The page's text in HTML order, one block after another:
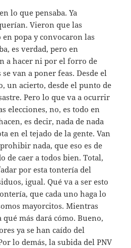
lo que pensaba. Ya
Vieron que las
popa y convocaron las
es verdad, pero en
a hacer ni por el forro de
van a poner feas. Desde el
un acierto, desde el punto de
Pero lo que va a ocurrir
elecciones, no, es todo en
es decir, nada de nada
en el tejado de la gente. Van
nada, que eso es de
de caer a todos bien. Total,
por esta tontería del
igual. Qué va a ser esto
que cada uno haga lo
mayorcitos. Mientras
qué más dará cómo. Bueno,
ya se han caído del
lo demás, la subida del PNV